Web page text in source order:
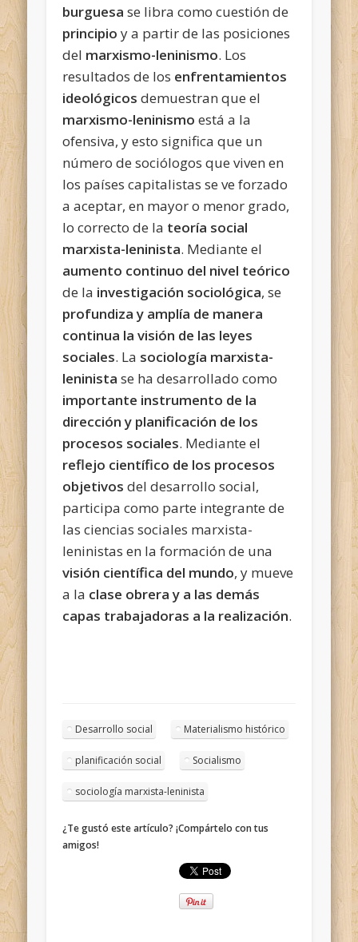
burguesa se libra como cuestión de
principio y a partir de las posiciones
del marxismo-leninismo. Los
resultados de los enfrentamientos
ideológicos demuestran que el
marxismo-leninismo está a la
ofensiva, y esto significa que un
número de sociólogos que viven en
los países capitalistas se ve forzado
a aceptar, en mayor o menor grado,
lo correcto de la teoría social
marxista-leninista. Mediante el
aumento continuo del nivel teórico
de la investigación sociológica, se
profundiza y amplía de manera
continua la visión de las leyes
sociales. La sociología marxista-
leninista se ha desarrollado como
importante instrumento de la
dirección y planificación de los
procesos sociales. Mediante el
reflejo científico de los procesos
objetivos del desarrollo social,
participa como parte integrante de
las ciencias sociales marxista-
leninistas en la formación de una
visión científica del mundo, y mueve
a la clase obrera y a las demás
capas trabajadoras a la realización.
Desarrollo social Materialismo histórico
planificación social Socialismo
sociología marxista-leninista
¿Te gustó este artículo? ¡Compártelo con tus
amigos!